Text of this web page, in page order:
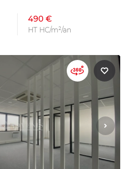
490 €
HT HC/m²/an